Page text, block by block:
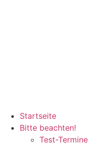
Startseite
Bitte beachten!
Test-Termine